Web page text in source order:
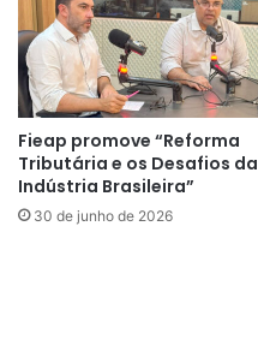
Fieap promove “Reforma
Tributária e os Desafios da
Indústria Brasileira”
30 de junho de 2026